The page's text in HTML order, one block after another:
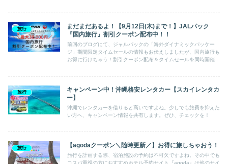
旅行
まだまだあるよ！【9月12日(木)まで！】JALパック
『国内旅行』割引クーポン配布中！！
前回のブログにて、ジャルパックの「海外ダイナミックパッケー
ジ」期間限定タイムセールの情報もお伝えしましたが、国内旅行も
お得に行けちゃう！割引クーポン配布＆タイムセールを同時開催中
旅行
キャンペーン中！沖縄格安レンタカー【スカイレンタカ
ー】
沖縄でレンタカーを借りると高いですよね。少しでも旅費を抑えた
い方へ、キャンペーン情報を共有します。ぜひ、チェックを！
旅行 【agodaクーポン＼随時更新／】お得に旅しちゃおう！
旅行を計画する際、宿泊施設の予約は不可欠ですよね。その中でも
コスパ重視の方におすすめホテル予約サイト『agoda』は他のサイ